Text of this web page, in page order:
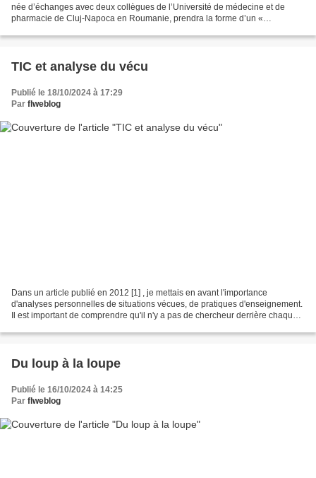
née d’échanges avec deux collègues de l’Université de médecine et de
pharmacie de Cluj-Napoca en Roumanie, prendra la forme d’un «
TIC et analyse du vécu
Publié le 18/10/2024 à 17:29
Par flweblog
Dans un article publié en 2012 [1] , je mettais en avant l'importance
d'analyses personnelles de situations vécues, de pratiques d'enseignement.
Il est important de comprendre qu'il n'y a pas de chercheur derrière chaque
Du loup à la loupe
Publié le 16/10/2024 à 14:25
Par flweblog